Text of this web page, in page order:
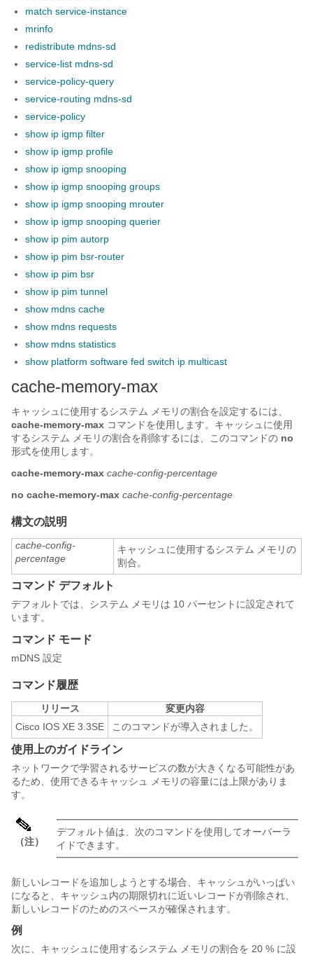
match service-instance
mrinfo
redistribute mdns-sd
service-list mdns-sd
service-policy-query
service-routing mdns-sd
service-policy
show ip igmp filter
show ip igmp profile
show ip igmp snooping
show ip igmp snooping groups
show ip igmp snooping mrouter
show ip igmp snooping querier
show ip pim autorp
show ip pim bsr-router
show ip pim bsr
show ip pim tunnel
show mdns cache
show mdns requests
show mdns statistics
show platform software fed switch ip multicast
cache-memory-max
キャッシュに使用するシステム メモリの割合を設定するには、
cache-memory-max コマンドを使用します。キャッシュに使用
するシステム メモリの割合を削除するには、このコマンドの no
形式を使用します。
cache-memory-max cache-config-percentage
no cache-memory-max cache-config-percentage
構文の説明
cache-config-
percentage
キャッシュに使用するシステム メモリの
割合。
コマンド デフォルト
デフォルトでは、システム メモリは 10 パーセントに設定されて
います。
コマンド モード
mDNS 設定
コマンド履歴
リリース
変更内容
Cisco IOS XE 3.3SE
このコマンドが導入されました。
使用上のガイドライン
ネットワークで学習されるサービスの数が大きくなる可能性があ
るため、使用できるキャッシュ メモリの容量には上限がありま
す。
（注）
デフォルト値は、次のコマンドを使用してオーバーラ
イドできます。
新しいレコードを追加しようとする場合、キャッシュがいっぱい
になると、キャッシュ内の期限切れに近いレコードが削除され、
新しいレコードのためのスペースが確保されます。
例
次に、キャッシュに使用するシステム メモリの割合を 20 % に設